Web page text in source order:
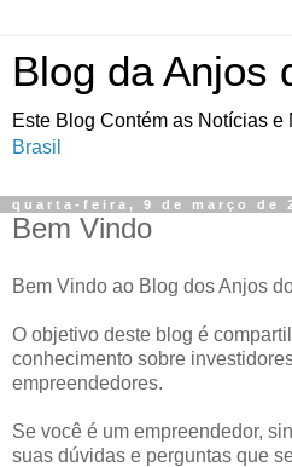
Blog da Anjos
Este Blog Contém as Notícias e
Brasil
quarta-feira, 9 de março de
Bem Vindo
Bem Vindo ao Blog dos Anjos
O objetivo deste blog é
conhecimento sobre
empreendedores.
Se você é um empreendedor,
suas dúvidas e perguntas que